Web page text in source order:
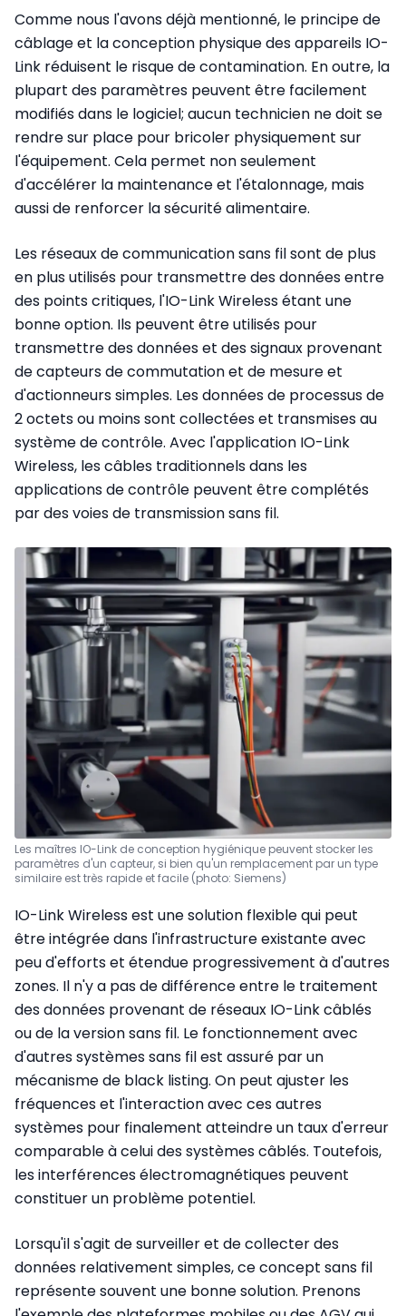
Comme nous l'avons déjà mentionné, le principe de
câblage et la conception physique des appareils IO-
Link réduisent le risque de contamination. En outre, la
plupart des paramètres peuvent être facilement
modifiés dans le logiciel; aucun technicien ne doit se
rendre sur place pour bricoler physiquement sur
l'équipement. Cela permet non seulement
d'accélérer la maintenance et l'étalonnage, mais
aussi de renforcer la sécurité alimentaire.
Les réseaux de communication sans fil sont de plus
en plus utilisés pour transmettre des données entre
des points critiques, l'IO-Link Wireless étant une
bonne option. Ils peuvent être utilisés pour
transmettre des données et des signaux provenant
de capteurs de commutation et de mesure et
d'actionneurs simples. Les données de processus de
2 octets ou moins sont collectées et transmises au
système de contrôle. Avec l'application IO-Link
Wireless, les câbles traditionnels dans les
applications de contrôle peuvent être complétés
par des voies de transmission sans fil.
Les maîtres IO-Link de conception hygiénique peuvent stocker les
paramètres d'un capteur, si bien qu'un remplacement par un type
similaire est très rapide et facile (photo: Siemens)
IO-Link Wireless est une solution flexible qui peut
être intégrée dans l'infrastructure existante avec
peu d'efforts et étendue progressivement à d'autres
zones. Il n'y a pas de différence entre le traitement
des données provenant de réseaux IO-Link câblés
ou de la version sans fil. Le fonctionnement avec
d'autres systèmes sans fil est assuré par un
mécanisme de black listing. On peut ajuster les
fréquences et l'interaction avec ces autres
systèmes pour finalement atteindre un taux d'erreur
comparable à celui des systèmes câblés. Toutefois,
les interférences électromagnétiques peuvent
constituer un problème potentiel.
Lorsqu'il s'agit de surveiller et de collecter des
données relativement simples, ce concept sans fil
représente souvent une bonne solution. Prenons